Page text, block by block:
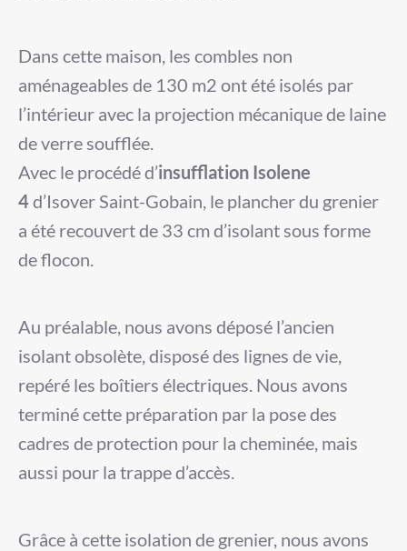
Dans cette maison, les combles non
aménageables de 130 m2 ont été isolés par
l’intérieur avec la projection mécanique de laine
de verre soufflée.
Avec le procédé d’insufflation Isolene
4d’Isover Saint-Gobain, le plancher du grenier
a été recouvert de 33 cm d’isolant sous forme
de flocon.
Au préalable, nous avons déposé l’ancien
isolant obsolète, disposé des lignes de vie,
repéré les boîtiers électriques. Nous avons
terminé cette préparation par la pose des
cadres de protection pour la cheminée, mais
aussi pour la trappe d’accès.
Grâce à cette isolation de grenier, nous avons